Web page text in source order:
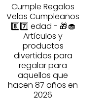
Cumple Regalos
Velas Cumpleaños
8️⃣7️⃣ edad - 🎁🧁
Artículos y
productos
divertidos para
regalar para
aquellos que
hacen 87 años en
2026